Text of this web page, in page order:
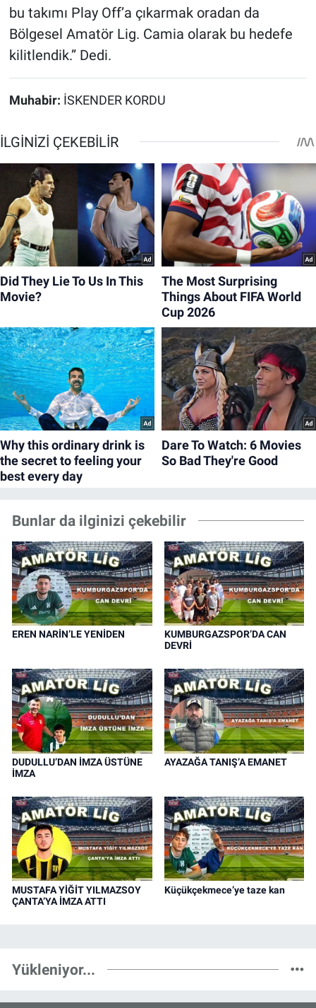
bu takımı Play Off’a çıkarmak oradan da
Bölgesel Amatör Lig. Camia olarak bu hedefe
kilitlendik.” Dedi.
Muhabir: İSKENDER KORDU
Bunlar da ilginizi çekebilir
EREN NARİN’LE YENİDEN
KUMBURGAZSPOR’DA CAN
DEVRİ
DUDULLU’DAN İMZA ÜSTÜNE
İMZA
AYAZAĞA TANIŞ’A EMANET
MUSTAFA YİĞİT YILMAZSOY
ÇANTA’YA İMZA ATTI
Küçükçekmece’ye taze kan
Yükleniyor...